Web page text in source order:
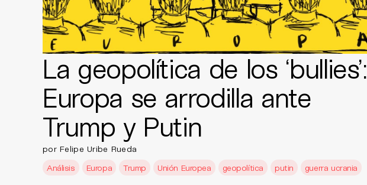
La geopolítica de los ‘bullies’:
Europa se arrodilla ante
Trump y Putin
por Felipe Uribe Rueda
Análisis
Europa Trump Unión Europea geopolítica putin guerra ucrania